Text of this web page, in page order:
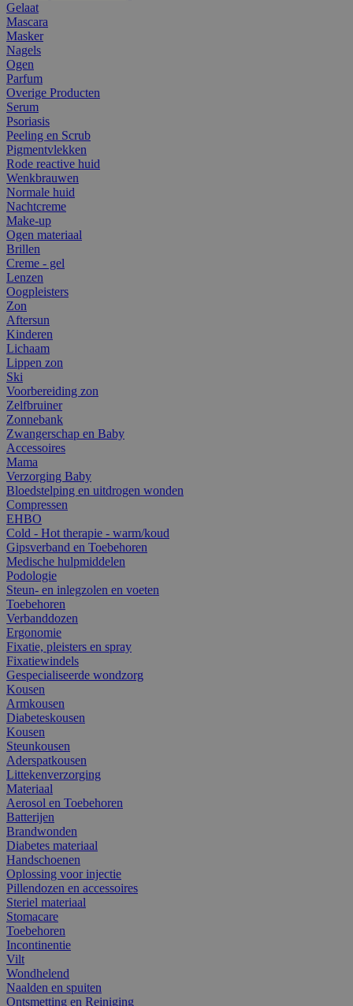
Gelaat
Mascara
Masker
Nagels
Ogen
Parfum
Overige Producten
Serum
Psoriasis
Peeling en Scrub
Pigmentvlekken
Rode reactive huid
Wenkbrauwen
Normale huid
Nachtcreme
Make-up
Ogen materiaal
Brillen
Creme - gel
Lenzen
Oogpleisters
Zon
Aftersun
Kinderen
Lichaam
Lippen zon
Ski
Voorbereiding zon
Zelfbruiner
Zonnebank
Zwangerschap en Baby
Accessoires
Mama
Verzorging Baby
Bloedstelping en uitdrogen wonden
Compressen
EHBO
Cold - Hot therapie - warm/koud
Gipsverband en Toebehoren
Medische hulpmiddelen
Podologie
Steun- en inlegzolen en voeten
Toebehoren
Verbanddozen
Ergonomie
Fixatie, pleisters en spray
Fixatiewindels
Gespecialiseerde wondzorg
Kousen
Armkousen
Diabeteskousen
Kousen
Steunkousen
Aderspatkousen
Littekenverzorging
Materiaal
Aerosol en Toebehoren
Batterijen
Brandwonden
Diabetes materiaal
Handschoenen
Oplossing voor injectie
Pillendozen en accessoires
Steriel materiaal
Stomacare
Toebehoren
Incontinentie
Vilt
Wondhelend
Naalden en spuiten
Ontsmetting en Reiniging